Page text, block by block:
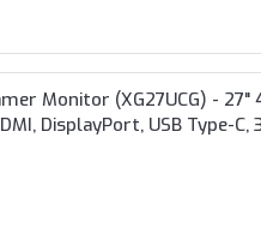
Monitor (XG27UCG) -
DisplayPort, USB Type-